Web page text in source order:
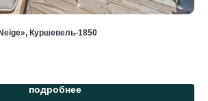
Куршевель-1850
подробнее